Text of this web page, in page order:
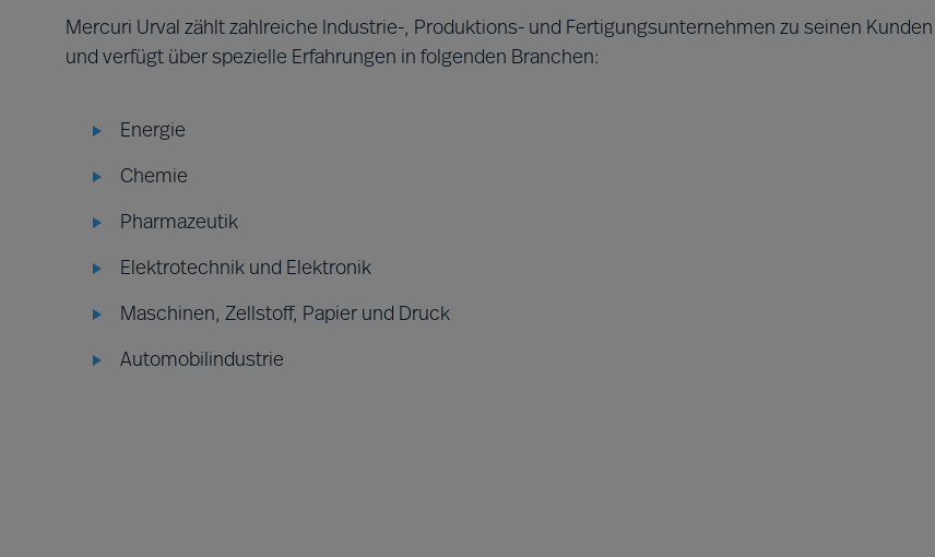
Mercuri Urval zählt zahlreiche Industrie-, Produktions- und Fertigungsunternehmen zu seinen Kunden
und verfügt über spezielle Erfahrungen in folgenden Branchen:
Energie
Chemie
Pharmazeutik
Elektrotechnik und Elektronik
Maschinen, Zellstoff, Papier und Druck
Automobilindustrie